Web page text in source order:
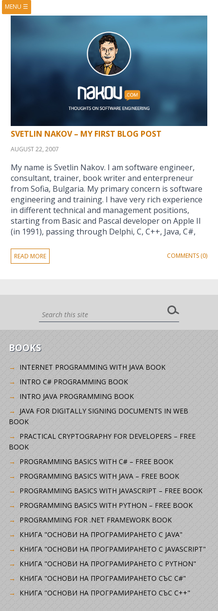
MENU ☰
SVETLIN NAKOV – MY FIRST BLOG POST
AUGUST 22, 2007
My name is Svetlin Nakov. I am software engineer,
consultant, trainer, book writer and enterpreneur
from Sofia, Bulgaria. My primary concern is software
engineering and training. I have very rich experience
in different technical and management positions,
starting from Basic and Pascal developer on Apple II
(in 1991), passing through Delphi, C, C++, Java, C#,
READ MORE COMMENTS (0)
BOOKS
INTERNET PROGRAMMING WITH JAVA BOOK
INTRO C# PROGRAMMING BOOK
INTRO JAVA PROGRAMMING BOOK
JAVA FOR DIGITALLY SIGNING DOCUMENTS IN WEB
BOOK
PRACTICAL CRYPTOGRAPHY FOR DEVELOPERS – FREE
BOOK
PROGRAMMING BASICS WITH C# – FREE BOOK
PROGRAMMING BASICS WITH JAVA – FREE BOOK
PROGRAMMING BASICS WITH JAVASCRIPT – FREE BOOK
PROGRAMMING BASICS WITH PYTHON – FREE BOOK
PROGRAMMING FOR .NET FRAMEWORK BOOK
КНИГА "ОСНОВИ НА ПРОГРАМИРАНЕТО С JAVA"
КНИГА "ОСНОВИ НА ПРОГРАМИРАНЕТО С JAVASCRIPT"
КНИГА "ОСНОВИ НА ПРОГРАМИРАНЕТО С PYTHON"
КНИГА "ОСНОВИ НА ПРОГРАМИРАНЕТО СЪС C#"
КНИГА "ОСНОВИ НА ПРОГРАМИРАНЕТО СЪС C++"